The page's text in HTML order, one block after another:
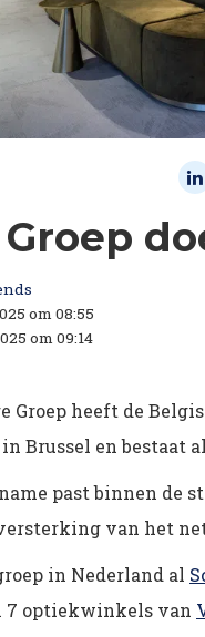
Groep
om 08:55
om 09:14
Groep heeft de
Brussel en bestaat
past binnen de
van het
in Nederland al
7 optiekwinkels van